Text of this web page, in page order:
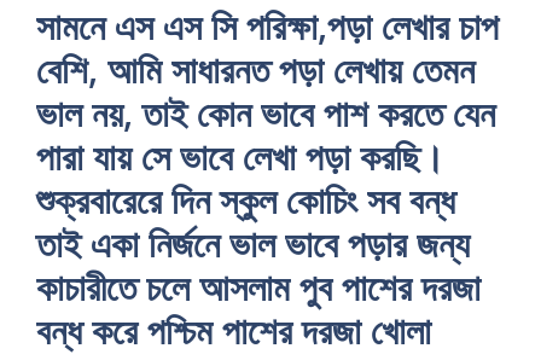
সামনে এস এস সি পরিক্ষা,পড়া লেখার চাপ
বেশি, আমি সাধারনত পড়া লেখায় তেমন
ভাল নয়, তাই কোন ভাবে পাশ করতে যেন
পারা যায় সে ভাবে লেখা পড়া করছি।
শুক্রবারেরে দিন স্কুল কোচিং সব বন্ধ
তাই একা নির্জনে ভাল ভাবে পড়ার জন্য
কাচারীতে চলে আসলাম পুব পাশের দরজা
বন্ধ করে পশ্চিম পাশের দরজা খোলা